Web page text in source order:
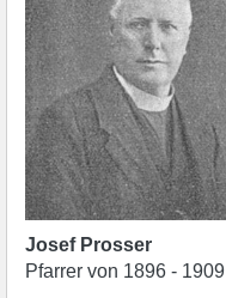
Josef Prosser
Pfarrer von 1896 - 1909